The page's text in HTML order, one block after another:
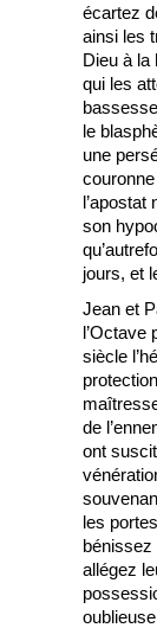
écartez
ainsi les
Dieu à la
qui les
le
une
l’apostat
son
jours, et
Jean et
l’Octave
siècle
de
ont
les
allégez